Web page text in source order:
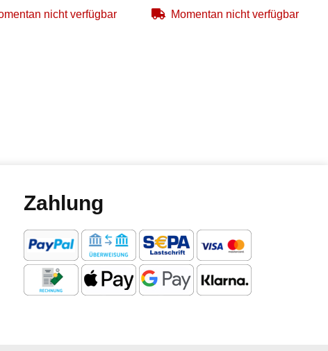
nicht verfügbar Momentan nicht verfügbar
Zahlung